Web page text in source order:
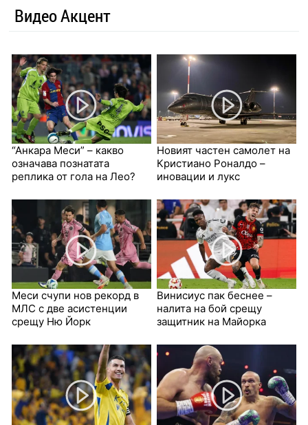
Видео Акцент
“Анкара Меси” – какво
означава познатата
реплика от гола на Лео?
Новият частен самолет на
Кристиано Роналдо –
иновации и лукс
Меси счупи нов рекорд в
МЛС с две асистенции
срещу Ню Йорк
Винисиус пак беснее –
налита на бой срещу
защитник на Майорка